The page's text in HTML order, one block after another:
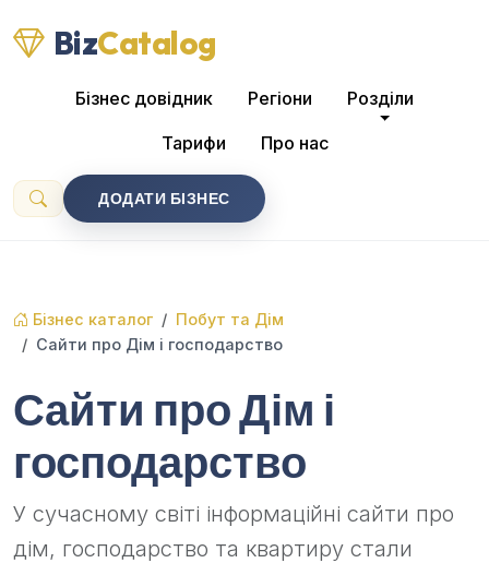
BizCatalog
Бізнес довідник Регіони Розділи
Тарифи Про нас
ДОДАТИ БІЗНЕС
Бізнес каталог
Побут та Дім
Сайти про Дім і господарство
Сайти про Дім і
господарство
У сучасному світі інформаційні сайти про
дім, господарство та квартиру стали